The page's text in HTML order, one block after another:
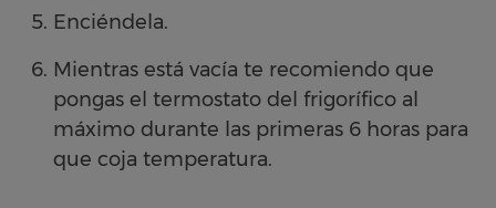
Enciéndela.
Mientras está vacía te recomiendo que
pongas el termostato del frigorífico al
máximo durante las primeras 6 horas para
que coja temperatura.